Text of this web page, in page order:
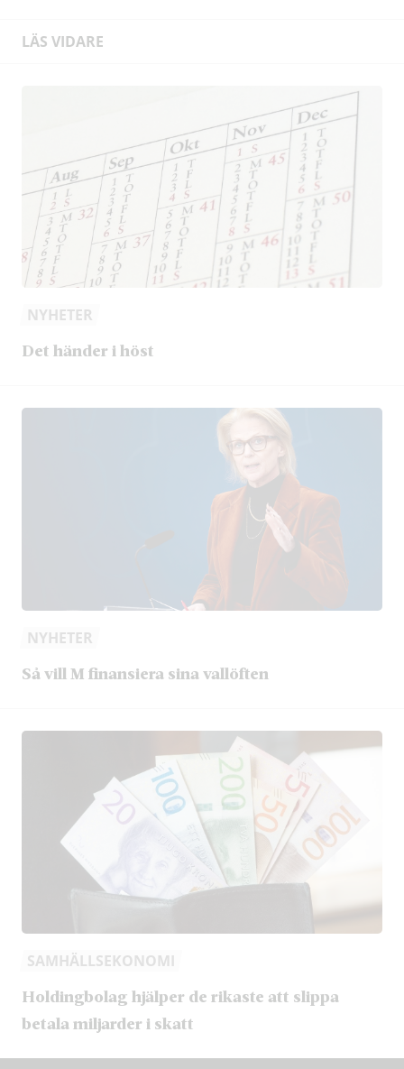
LÄS VIDARE
NYHETER
Det händer i höst
NYHETER
Så vill M finansiera sina vallöften
SAMHÄLLSEKONOMI
Holdingbolag hjälper de rikaste att slippa
betala miljarder i skatt